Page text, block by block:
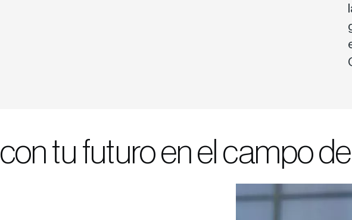
con tu futuro en el campo